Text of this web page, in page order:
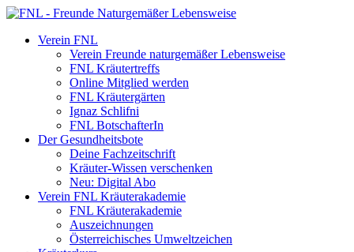
Verein FNL
Verein Freunde naturgemäßer Lebensweise
FNL Kräutertreffs
Online Mitglied werden
FNL Kräutergärten
Ignaz Schlifni
FNL BotschafterIn
Der Gesundheitsbote
Deine Fachzeitschrift
Kräuter-Wissen verschenken
Neu: Digital Abo
Verein FNL Kräuterakademie
FNL Kräuterakademie
Auszeichnungen
Österreichisches Umweltzeichen